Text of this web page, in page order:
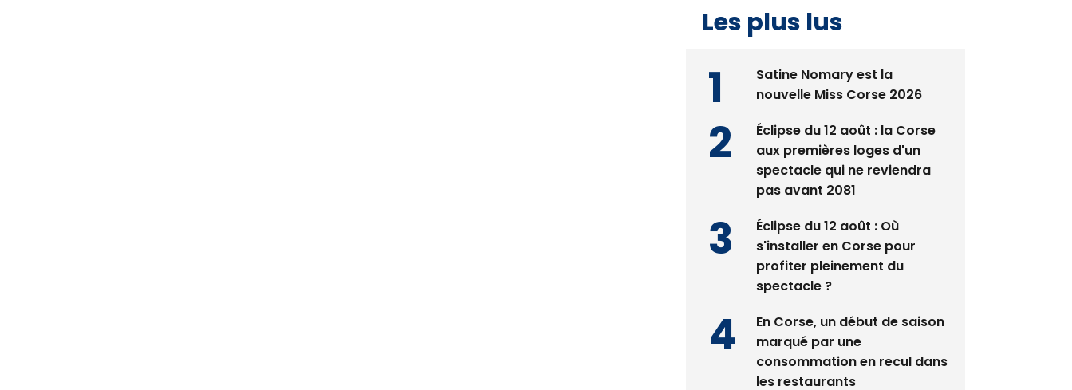
Satine Nomary est la
Éclipse du 12 août : la Corse
spectacle qui ne reviendra
pas avant 2081
Éclipse du 12 août : Où
profiter pleinement du
spectacle ?
En Corse, un début de saison
consommation en recul dans
les restaurants
La gendarmerie alerte les